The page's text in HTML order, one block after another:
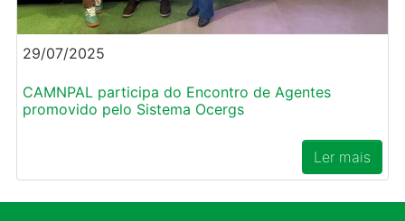
29/07/2025
CAMNPAL participa do Encontro de Agentes
promovido pelo Sistema Ocergs
Ler mais